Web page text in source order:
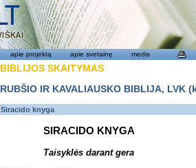
apie projektą apie svetainę medis
BIBLIJOS SKAITYMAS
RUBŠIO IR KAVALIAUSKO BIBLIJA,
Siracido knyga
SIRACIDO KNYGA
Taisyklės darant gera